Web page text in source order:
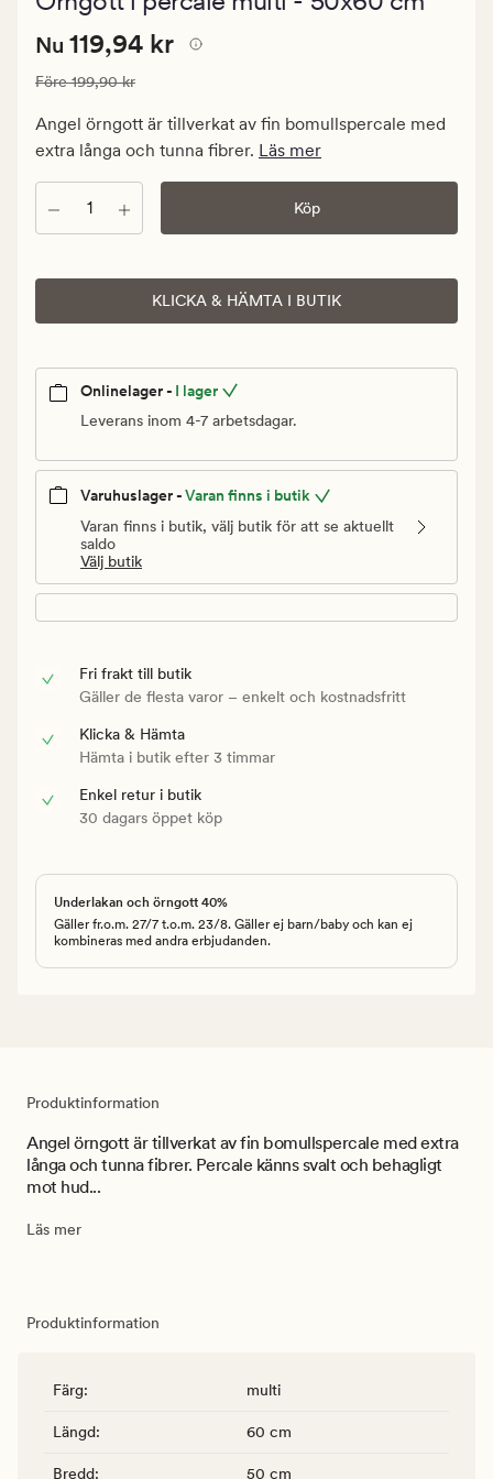
Nuvarande
119,94
kr.
Ordinarie
Nuvarande pris
Nu 119,94 kr
Ordinarie pris 199,90 kr
Före199,90 kr
Angel örngott är tillverkat av fin bomullspercale med
extra långa och tunna fibrer. Läs mer
Antal Köp
KLICKA & HÄMTA I BUTIK
Onlinelager - I lager
Leverans inom 4-7 arbetsdagar.
Varuhuslager -Varan finns i butik
Varan finns i butik, välj butik för att se aktuellt
saldo
Välj butik
Fri frakt till butik
Gäller de flesta varor – enkelt och kostnadsfritt
Klicka & Hämta
Hämta i butik efter 3 timmar
Enkel retur i butik
30 dagars öppet köp
Underlakan och örngott 40%
Gäller fr.o.m. 27/7 t.o.m. 23/8. Gäller ej barn/baby och kan ej
kombineras med andra erbjudanden.
Produktinformation
Angel örngott är tillverkat av fin bomullspercale med extra
långa och tunna fibrer. Percale känns svalt och behagligt
mot hud...
Läs mer
Produktinformation
Färg: multi
Längd: 60 cm
Bredd: 50 cm